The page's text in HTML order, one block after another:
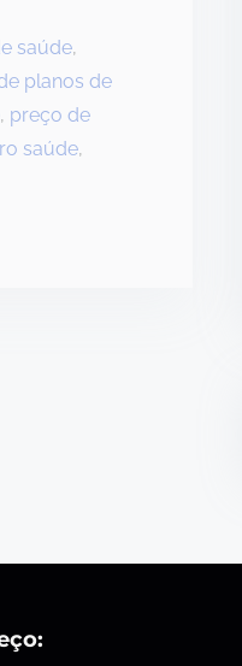
saúde,
planos de
, preço de
saúde,